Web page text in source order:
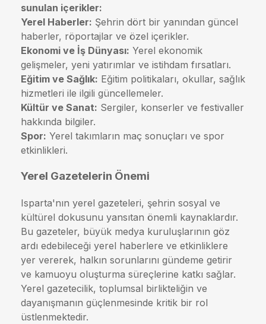
sunulan içerikler:
Yerel Haberler: Şehrin dört bir yanından güncel
haberler, röportajlar ve özel içerikler.
Ekonomi ve İş Dünyası: Yerel ekonomik
gelişmeler, yeni yatırımlar ve istihdam fırsatları.
Eğitim ve Sağlık: Eğitim politikaları, okullar, sağlık
hizmetleri ile ilgili güncellemeler.
Kültür ve Sanat: Sergiler, konserler ve festivaller
hakkında bilgiler.
Spor: Yerel takımların maç sonuçları ve spor
etkinlikleri.
Yerel Gazetelerin Önemi
Isparta'nın yerel gazeteleri, şehrin sosyal ve
kültürel dokusunu yansıtan önemli kaynaklardır.
Bu gazeteler, büyük medya kuruluşlarının göz
ardı edebileceği yerel haberlere ve etkinliklere
yer vererek, halkın sorunlarını gündeme getirir
ve kamuoyu oluşturma süreçlerine katkı sağlar.
Yerel gazetecilik, toplumsal birlikteliğin ve
dayanışmanın güçlenmesinde kritik bir rol
üstlenmektedir.